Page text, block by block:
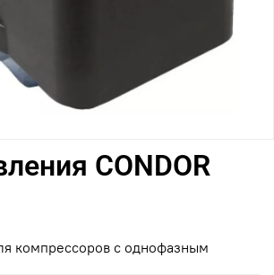
CONDOR
компрессоров с однофазным